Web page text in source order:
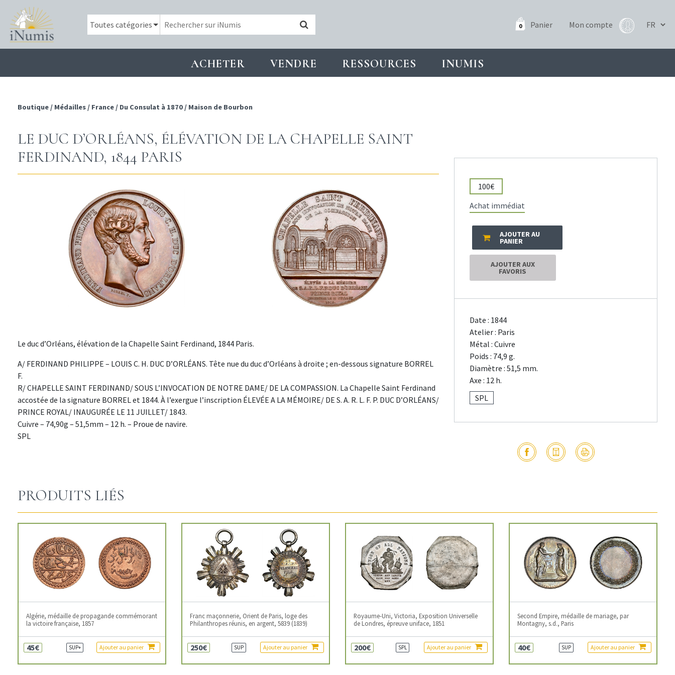
0 Panier Mon compte
ACHETER VENDRE RESSOURCES INUMIS
Boutique / Médailles / France / Du Consulat à 1870 / Maison de Bourbon
LE DUC D’ORLÉANS, ÉLÉVATION DE LA CHAPELLE SAINT
FERDINAND, 1844 PARIS
Le duc d’Orléans, élévation de la Chapelle Saint Ferdinand, 1844 Paris.
A/ FERDINAND PHILIPPE – LOUIS C. H. DUC D’ORLÉANS. Tête nue du duc d’Orléans à droite ; en-dessous signature BORREL
F.
R/ CHAPELLE SAINT FERDINAND/ SOUS L’INVOCATION DE NOTRE DAME/ DE LA COMPASSION. La Chapelle Saint Ferdinand
accostée de la signature BORREL et 1844. À l’exergue l’inscription ÉLEVÉE A LA MÉMOIRE/ DE S. A. R. L. F. P. DUC D’ORLÉANS/
PRINCE ROYAL/ INAUGURÉE LE 11 JUILLET/ 1843.
Cuivre – 74,90g – 51,5mm – 12 h. – Proue de navire.
SPL
100€
Achat immédiat
AJOUTER AU
PANIER
AJOUTER AUX
FAVORIS
Date : 1844
Atelier : Paris
Métal : Cuivre
Poids : 74,9 g.
Diamètre : 51,5 mm.
Axe : 12 h.
SPL
PRODUITS LIÉS
Algérie, médaille de propagande commémorant
la victoire française, 1857
45€ SUP+ Ajouter au panier
Franc maçonnerie, Orient de Paris, loge des
Philanthropes réunis, en argent, 5839 (1839)
250€ SUP Ajouter au panier
Royaume-Uni, Victoria, Exposition Universelle
de Londres, épreuve uniface, 1851
200€ SPL Ajouter au panier
Second Empire, médaille de mariage, par
Montagny, s.d., Paris
40€ SUP Ajouter au panier